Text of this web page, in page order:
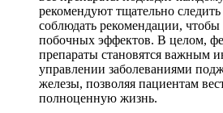
рекомендуют тщательно следить
соблюдать рекомендации, чтобы
побочных эффектов. В целом,
препараты становятся важным
управлении заболеваниями
железы, позволяя пациентам
полноценную жизнь.